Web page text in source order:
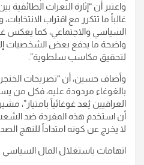
واعتبر أن “إثارة النعرات
غالباً ما تتكرر مع اقتراب
السياسي والاجتماعي، كما يعكس
واضحة ما يدفع بعض الشخصيات
لتحقيق مكاسب سلطوية”.
وأضاف حسين، أن “تصريحات الخنجر
بالغوغاء مردودة عليه، فكل من
العراقيين يُعد غوغائياً بامتياز”،
أن استخدم هذه المفردة ضد الشعب،
لا يخرج عن كونه امتداداً للنهج
اتهامات باستغلال المال السياسي